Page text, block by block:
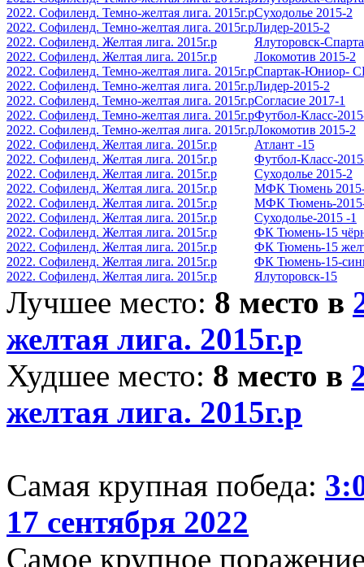
2022. Софиленд. Темно-желтая лига. 2015г.рСуходолье 2015-2
2022. Софиленд. Темно-желтая лига. 2015г.рЛидер-2015-2
2022. Софиленд. Желтая лига. 2015г.р
Ялуторовск-
2022. Софиленд. Желтая лига. 2015г.р
Локомотив 2015-2
2022. Софиленд. Темно-желтая лига. 2015г.рСпартак-Юниор-
2022. Софиленд. Темно-желтая лига. 2015г.рЛидер-2015-2
2022. Софиленд. Темно-желтая лига. 2015г.рСогласие 2017-1
2022. Софиленд. Темно-желтая лига. 2015г.рФутбол-Класс-
2022. Софиленд. Темно-желтая лига. 2015г.рЛокомотив 2015-2
2022. Софиленд. Желтая лига. 2015г.р
Атлант -15
2022. Софиленд. Желтая лига. 2015г.р
Футбол-Класс-
2022. Софиленд. Желтая лига. 2015г.р
Суходолье 2015-2
2022. Софиленд. Желтая лига. 2015г.р
МФК Тюмень
2022. Софиленд. Желтая лига. 2015г.р
МФК Тюмень-
2022. Софиленд. Желтая лига. 2015г.р
Суходолье-2015 -1
2022. Софиленд. Желтая лига. 2015г.р
ФК Тюмень-15
2022. Софиленд. Желтая лига. 2015г.р
ФК Тюмень-15
2022. Софиленд. Желтая лига. 2015г.р
ФК Тюмень-15-
2022. Софиленд. Желтая лига. 2015г.р
Ялуторовск-15
Лучшее место: 8 место в
желтая лига. 2015г.р
Худшее место: 8 место в
желтая лига. 2015г.р
Самая крупная победа:
17 сентября 2022
Самое крупное